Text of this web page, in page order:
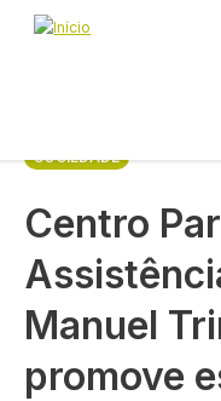
Passar para o
Navegação
Início
Centro Paroquial
SOCIEDADE
Centro
Manuel
promove